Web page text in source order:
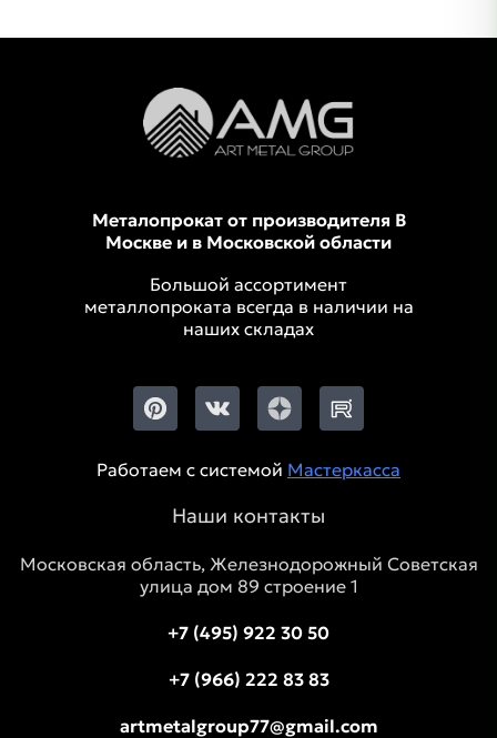
Металопрокат от производителя В
Москве и в Московской области
Большой ассортимент
металлопроката всегда в наличии на
наших складах
Работаем с системой Мастеркасса
Наши контакты
Московская область, Железнодорожный Советская
улица дом 89 строение 1
+7 (495) 922 30 50
+7 (966) 222 83 83
artmetalgroup77@gmail.com